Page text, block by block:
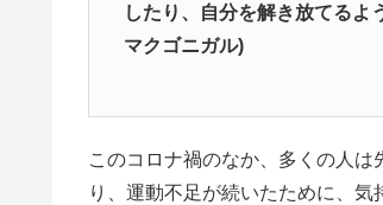
したり、自分を解き放てるよ
マクゴニガル)
このコロナ禍のなか、多くの人
り、運動不足が続いたために、